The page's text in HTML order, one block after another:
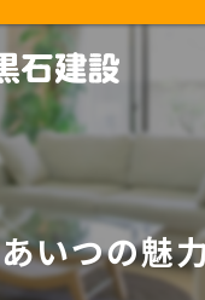
あいつの魅